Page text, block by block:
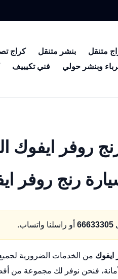
متنقل بنشر متنقل كراج
وبنشر حولي
فني تكيييف
رنج روفر
66633305 أو راسلنا واتساب.
ايفوك من الخدمات الضرورية
فنحن نوفر لك مجموعة من